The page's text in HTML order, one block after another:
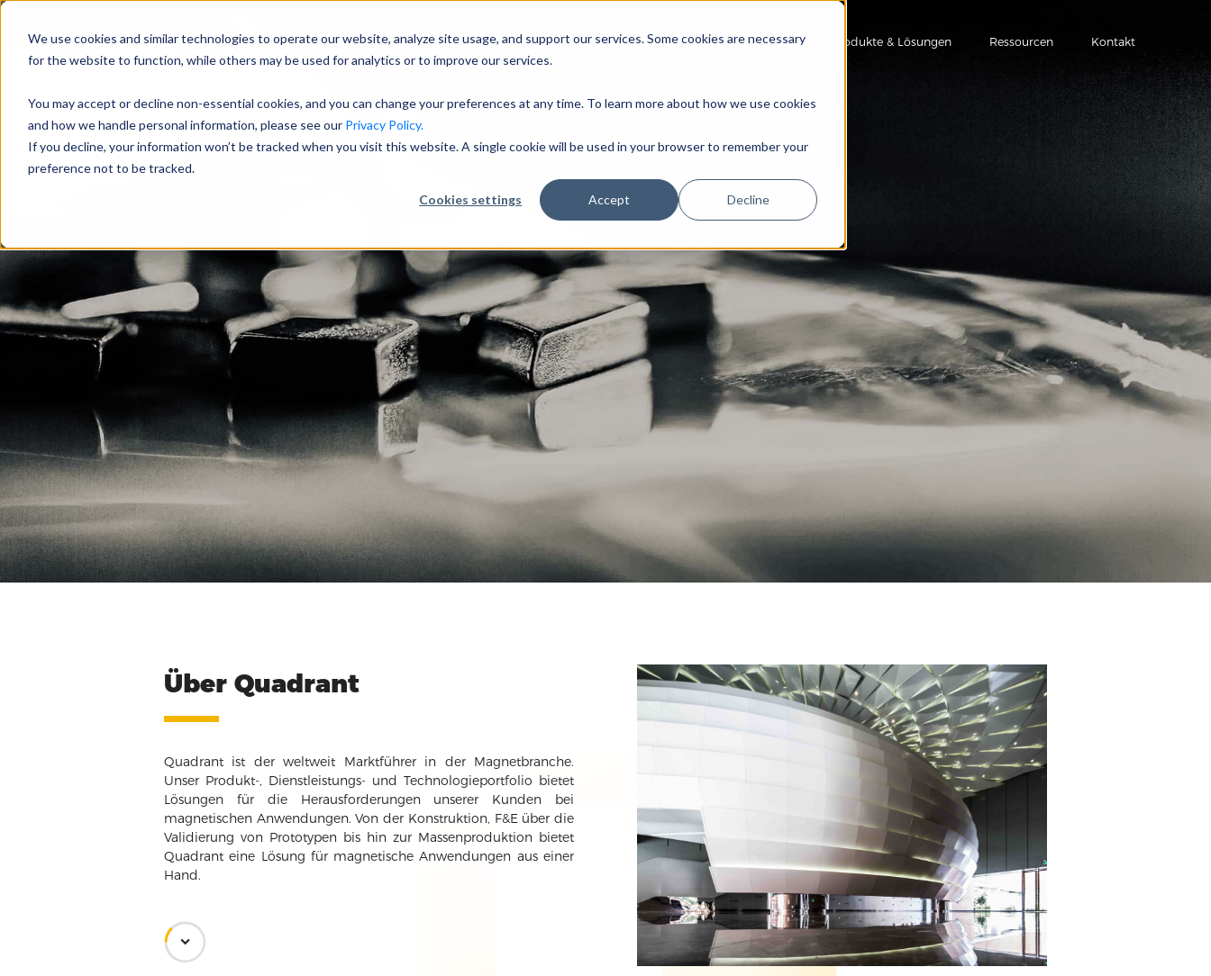
We use cookies and similar technologies to operate our website, analyze site usage, and support our services. Some cookies are necessary
for the website to function, while others may be used for analytics or to improve our services.
You may accept or decline non-essential cookies, and you can change your preferences at any time. To learn more about how we use cookies
and how we handle personal information, please see our Privacy Policy.
If you decline, your information won’t be tracked when you visit this website. A single cookie will be used in your browser to remember your
preference not to be tracked.
Cookies settings Accept Decline
Unternehmen Branchen Produkte & Lösungen Ressourcen Kontakt
Über Quadrant
Quadrant ist der weltweit Marktführer in der Magnetbranche.
Unser Produkt-, Dienstleistungs- und Technologieportfolio bietet
Lösungen für die Herausforderungen unserer Kunden bei
magnetischen Anwendungen. Von der Konstruktion, F&E über die
Validierung von Prototypen bis hin zur Massenproduktion bietet
Quadrant eine Lösung für magnetische Anwendungen aus einer
Hand.